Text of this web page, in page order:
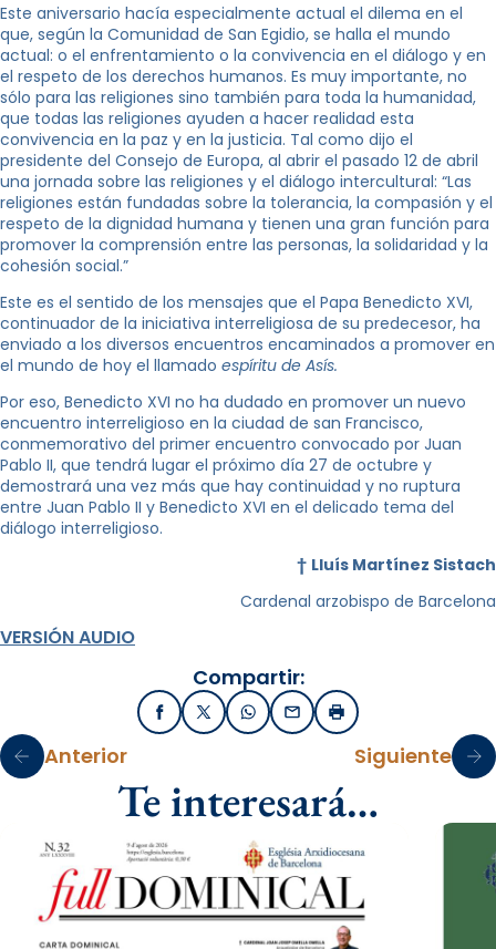
Este aniversario hacía especialmente actual el dilema en el
que, según la Comunidad de San Egidio, se halla el mundo
actual: o el enfrentamiento o la convivencia en el diálogo y en
el respeto de los derechos humanos. Es muy importante, no
sólo para las religiones sino también para toda la humanidad,
que todas las religiones ayuden a hacer realidad esta
convivencia en la paz y en la justicia. Tal como dijo el
presidente del Consejo de Europa, al abrir el pasado 12 de abril
una jornada sobre las religiones y el diálogo intercultural: “Las
religiones están fundadas sobre la tolerancia, la compasión y el
respeto de la dignidad humana y tienen una gran función para
promover la comprensión entre las personas, la solidaridad y la
cohesión social.”
Este es el sentido de los mensajes que el Papa Benedicto XVI,
continuador de la iniciativa interreligiosa de su predecesor, ha
enviado a los diversos encuentros encaminados a promover en
el mundo de hoy el llamado espíritu de Asís.
Por eso, Benedicto XVI no ha dudado en promover un nuevo
encuentro interreligioso en la ciudad de san Francisco,
conmemorativo del primer encuentro convocado por Juan
Pablo II, que tendrá lugar el próximo día 27 de octubre y
demostrará una vez más que hay continuidad y no ruptura
entre Juan Pablo II y Benedicto XVI en el delicado tema del
diálogo interreligioso.
† Lluís Martínez Sistach
Cardenal arzobispo de Barcelona
VERSIÓN AUDIO
Compartir:
FacebookX / TwitterWhatsApp
EmailImprimir
Anterior Siguiente
Te interesará…